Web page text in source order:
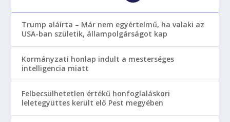
Trump aláírta – Már nem egyértelmű, ha valaki az
USA-ban születik, állampolgárságot kap
Kormányzati honlap indult a mesterséges
intelligencia miatt
Felbecsülhetetlen értékű honfoglaláskori
leletegyüttes került elő Pest megyében